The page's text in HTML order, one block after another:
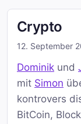
Crypto
12. September
Dominik und
mit Simon
kontrovers
BitCoin,